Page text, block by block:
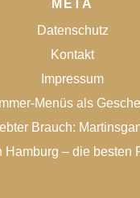
META
Datenschutz
Kontakt
Impressum
Menüs als
Brauch:
Hamburg – die besten